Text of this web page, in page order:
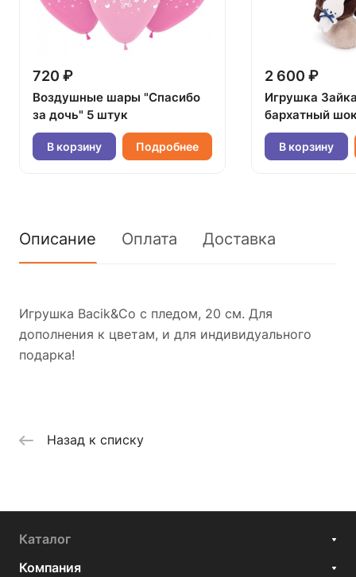
720 ₽
Воздушные шары "Спасибо
за дочь" 5 штук
В корзину Подробнее
2 600 ₽
Игрушка
бархатный
В корзину
Описание Оплата Доставка
Игрушка Bacik&Co с пледом, 20 см. Для
дополнения к цветам, и для индивидуального
подарка!
Назад к списку
Каталог
Компания